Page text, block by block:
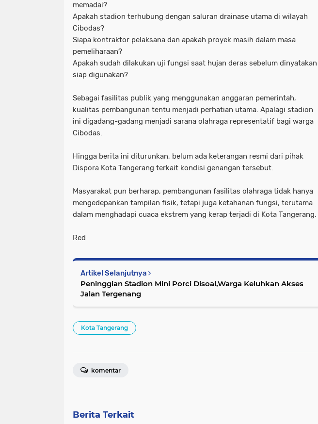
memadai?
Apakah stadion terhubung dengan saluran drainase utama di wilayah
Cibodas?
Siapa kontraktor pelaksana dan apakah proyek masih dalam masa
pemeliharaan?
Apakah sudah dilakukan uji fungsi saat hujan deras sebelum dinyatakan
siap digunakan?
Sebagai fasilitas publik yang menggunakan anggaran pemerintah,
kualitas pembangunan tentu menjadi perhatian utama. Apalagi stadion
ini digadang-gadang menjadi sarana olahraga representatif bagi warga
Cibodas.
Hingga berita ini diturunkan, belum ada keterangan resmi dari pihak
Dispora Kota Tangerang terkait kondisi genangan tersebut.
Masyarakat pun berharap, pembangunan fasilitas olahraga tidak hanya
mengedepankan tampilan fisik, tetapi juga ketahanan fungsi, terutama
dalam menghadapi cuaca ekstrem yang kerap terjadi di Kota Tangerang.
Red
Artikel Selanjutnya
Peninggian Stadion Mini Porci Disoal,Warga Keluhkan Akses
Jalan Tergenang
Kota Tangerang
komentar
Berita Terkait